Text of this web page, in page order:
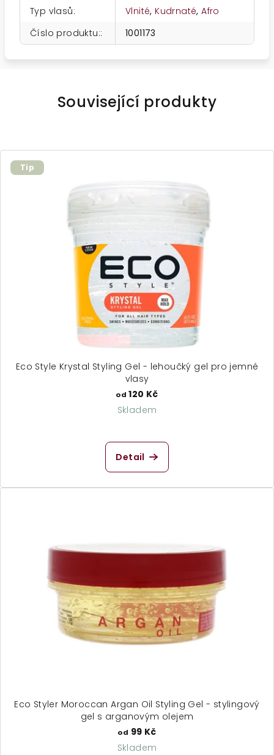
Typ vlasů: Vlnité, Kudrnaté,Afro
Číslo produktu:: 1001173
Související produkty
Tip
Eco Style Krystal Styling Gel - lehoučký gel pro jemné
vlasy
od 120 Kč
Skladem
hodnocení
produktu
z
Detail
Eco Styler Moroccan Argan Oil Styling Gel - stylingový
gel s arganovým olejem
od 99 Kč
Skladem